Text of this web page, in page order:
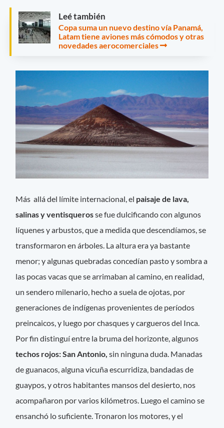
Leé también
Copa suma un nuevo destino vía Panamá,
Latam tiene aviones más cómodos y otras
novedades aerocomerciales
Más allá del límite internacional, el paisaje de lava,
salinas y ventisquerosse fue dulcificando con algunos
líquenes y arbustos, que a medida que descendíamos, se
transformaron en árboles. La altura era ya bastante
menor; y algunas quebradas concedían pasto y sombra a
las pocas vacas que se arrimaban al camino, en realidad,
un sendero milenario, hecho a suela de ojotas, por
generaciones de indígenas provenientes de períodos
preincaicos, y luego por chasques y cargueros del Inca.
Por fin distinguí entre la bruma del horizonte, algunos
techos rojos: San Antonio, sin ninguna duda. Manadas
de guanacos, alguna vicuña escurridiza, bandadas de
guaypos, y otros habitantes mansos del desierto, nos
acompañaron por varios kilómetros. Luego el camino se
ensanchó lo suficiente. Tronaron los motores, y el